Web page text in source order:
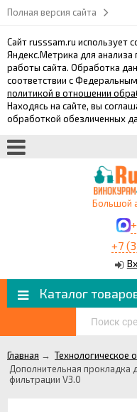
Полная версия сайта
Сайт russsam.ru использует
Яндекс.Метрика для
работы сайта. Обработка
соответствии с
политикой в отношении
Находясь на сайте, вы
обработкой обезличенных
Большой
+7
Каталог
Главная → Технологическое
Дополнительная прокладка
фильтрации V3.0